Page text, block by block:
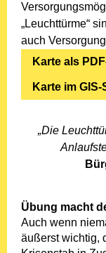
„Leuchttürme“
auch
Karte als
Karte im
„Die
Übung macht
Auch wenn
äußerst wichtig,